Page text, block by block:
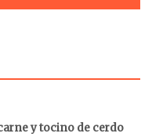
y tocino de cerdo